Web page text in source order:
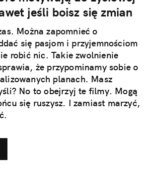
jeśli boisz się zmian
Można zapomnieć o
się pasjom i przyjemnościom
robić nic. Takie zwolnienie
że przypominamy sobie o
planach. Masz
No to obejrzyj te filmy. Mogą
się ruszysz. I zamiast marzyć,